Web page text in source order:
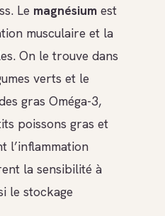
Le magnésium est
musculaire et la
On le trouve dans
verts et le
gras Oméga-3,
poissons gras et
l’inflammation
la sensibilité à
le stockage